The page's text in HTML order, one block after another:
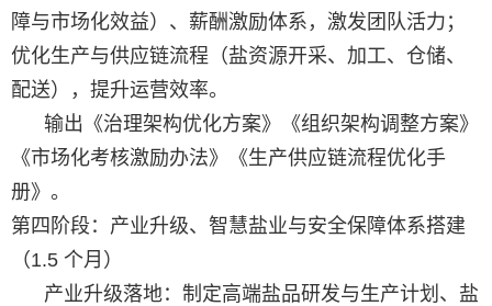
障与市场化效益）、薪酬激励体系，激发团队活力；
优化生产与供应链流程（盐资源开采、加工、仓储、
配送），提升运营效率。
输出《治理架构优化方案》《组织架构调整方案》
《市场化考核激励办法》《生产供应链流程优化手
册》。
第四阶段：产业升级、智慧盐业与安全保障体系搭建
（1.5 个月）
产业升级落地：制定高端盐品研发与生产计划、盐